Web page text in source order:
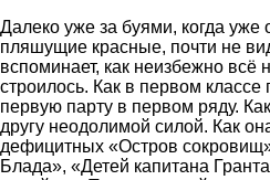
Далеко уже за буями, когда
пляшущие красные, почти не
вспоминает, как неизбежно всё
строилось. Как в первом классе
первую парту в первом ряду.
другу неодолимой силой. Как
дефицитных «Остров
Блада», «Детей капитана